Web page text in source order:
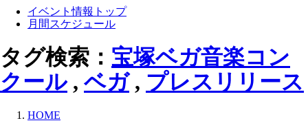
イベント情報トップ
月間スケジュール
タグ検索： 宝塚ベガ音楽コン
クール, ベガ, プレスリリース
HOME